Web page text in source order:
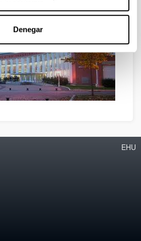
Denegar
Gasteiz
EHU